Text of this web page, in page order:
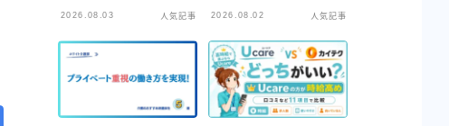
2026.08.03 人気記事 2026.08.02 人気記事